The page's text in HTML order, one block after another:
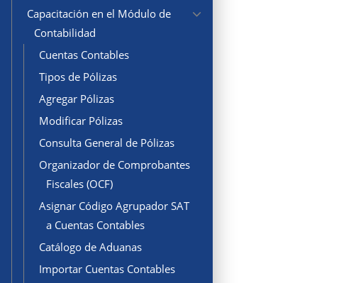
Capacitación en el Módulo de
Contabilidad
Cuentas Contables
Tipos de Pólizas
Agregar Pólizas
Modificar Pólizas
Consulta General de Pólizas
Organizador de Comprobantes
Fiscales (OCF)
Asignar Código Agrupador SAT
a Cuentas Contables
Catálogo de Aduanas
Importar Cuentas Contables